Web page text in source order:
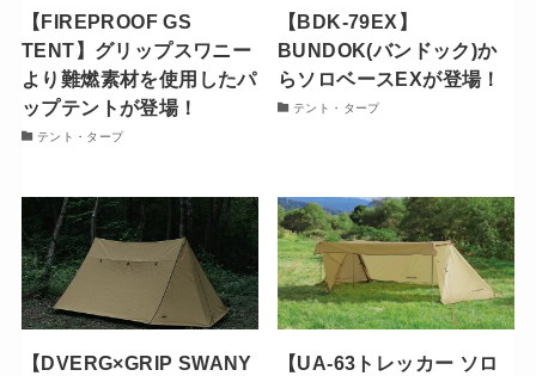
【FIREPROOF GS
TENT】グリップスワニー
より難燃素材を使用したパ
ップテントが登場！
テント・タープ
【BDK-79EX】
BUNDOK(バンドック)か
らソロベースEXが登場！
テント・タープ
【DVERG×GRIP SWANY
【UA-63トレッカー ソロ